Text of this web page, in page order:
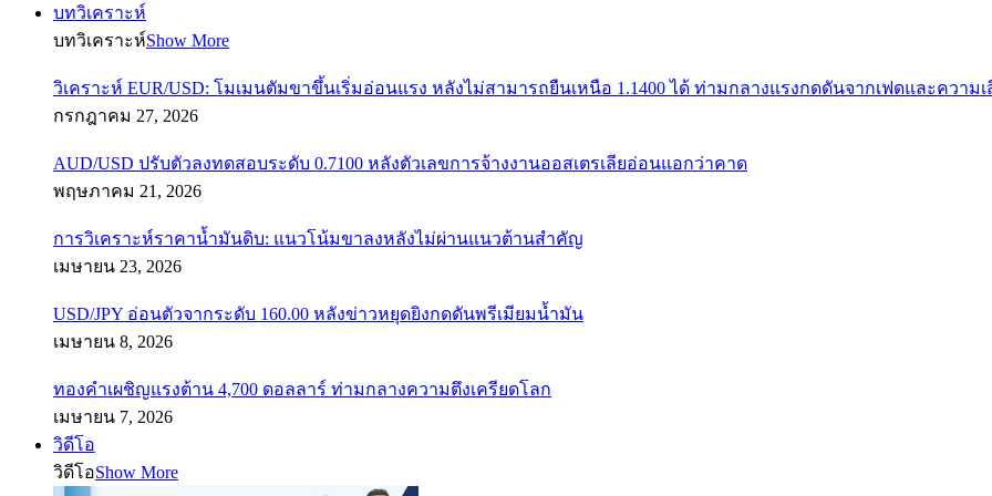
บทวิเคราะห์
บทวิเคราะห์Show More
วิเคราะห์ EUR/USD: โมเมนตัมขาขึ้นเริ่มอ่อนแรง หลังไม่สามารถยืนเหนือ 1.1400 ได้ ท่ามกลางแรงกดดันจากเฟดและความ
กรกฎาคม 27, 2026
AUD/USD ปรับตัวลงทดสอบระดับ 0.7100 หลังตัวเลขการจ้างงานออสเตรเลียอ่อนแอกว่าคาด
พฤษภาคม 21, 2026
การวิเคราะห์ราคาน้ำมันดิบ: แนวโน้มขาลงหลังไม่ผ่านแนวต้านสำคัญ
เมษายน 23, 2026
USD/JPY อ่อนตัวจากระดับ 160.00 หลังข่าวหยุดยิงกดดันพรีเมียมน้ำมัน
เมษายน 8, 2026
ทองคำเผชิญแรงต้าน 4,700 ดอลลาร์ ท่ามกลางความตึงเครียดโลก
เมษายน 7, 2026
วิดีโอ
วิดีโอShow More